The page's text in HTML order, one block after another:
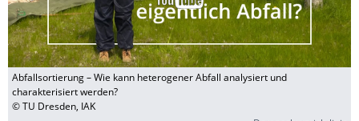
Abfallsortierung – Wie kann heterogener Abfall analysiert und
charakterisiert werden?
© TU Dresden, IAK